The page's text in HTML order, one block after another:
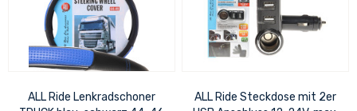
ALL Ride Lenkradschoner
ALL Ride Steckdose mit 2er